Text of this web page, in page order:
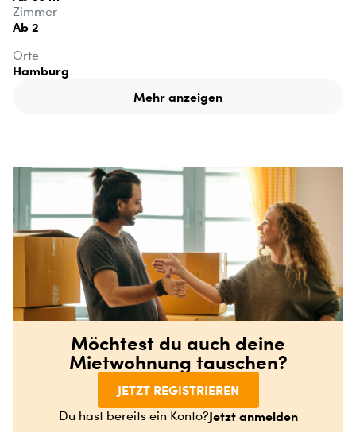
Zimmer
Ab 2
Orte
Hamburg
Mehr anzeigen
Möchtest du auch deine
Mietwohnung tauschen?
JETZT REGISTRIEREN
Du hast bereits ein Konto?Jetzt anmelden